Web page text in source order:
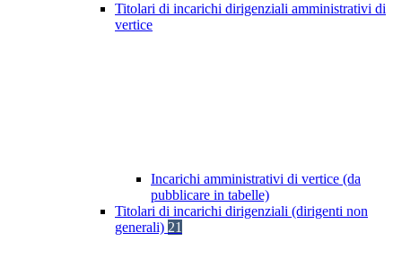
Titolari di incarichi dirigenziali amministrativi di
vertice
Incarichi amministrativi di vertice (da
pubblicare in tabelle)
Titolari di incarichi dirigenziali (dirigenti non
generali) 21